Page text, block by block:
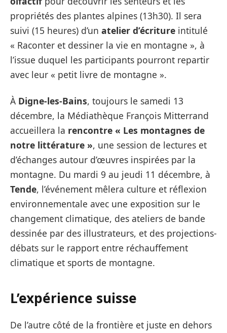
propriétés des plantes alpines (13h30). Il sera
suivi (15 heures) d’un atelier d’écriture intitulé
« Raconter et dessiner la vie en montagne », à
l’issue duquel les participants pourront repartir
avec leur « petit livre de montagne ».
À Digne-les-Bains, toujours le samedi 13
décembre, la Médiathèque François Mitterrand
accueillera la rencontre « Les montagnes de
notre littérature », une session de lectures et
d’échanges autour d’œuvres inspirées par la
montagne. Du mardi 9 au jeudi 11 décembre, à
Tende, l’événement mêlera culture et réflexion
environnementale avec une exposition sur le
changement climatique, des ateliers de bande
dessinée par des illustrateurs, et des projections-
débats sur le rapport entre réchauffement
climatique et sports de montagne.
L’expérience suisse
De l’autre côté de la frontière et juste en dehors